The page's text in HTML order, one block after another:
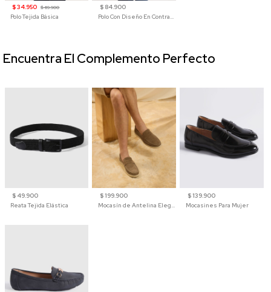
$ 34.950 $ 69.900
Polo Tejida Básica
$ 84.900
Polo Con Diseño En Contraste
$ 49.900
Reata Tejida Elástica
$ 199.900
Mocasín de Antelina Elegante con Suela de Contraste Para Hombre
$ 139.900
Mocasines Para Mujer
Encuentra El Complemento Perfecto